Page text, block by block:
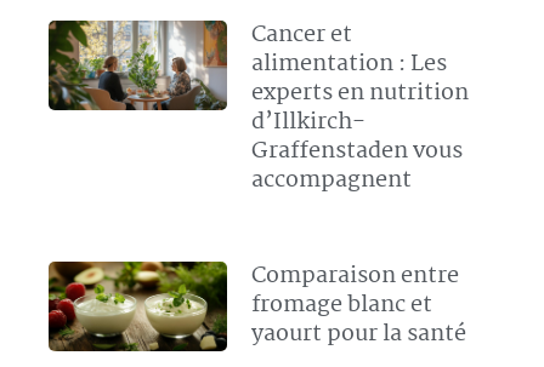
Cancer et
alimentation : Les
experts en nutrition
d’Illkirch-
Graffenstaden vous
accompagnent
Comparaison entre
fromage blanc et
yaourt pour la santé